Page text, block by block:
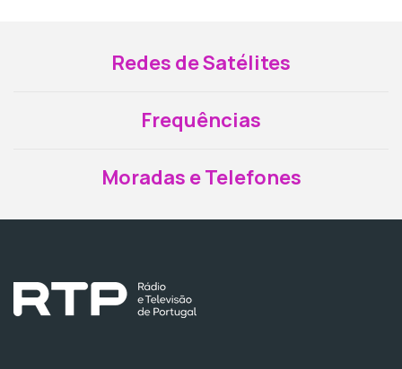
Redes de Satélites
Frequências
Moradas e Telefones